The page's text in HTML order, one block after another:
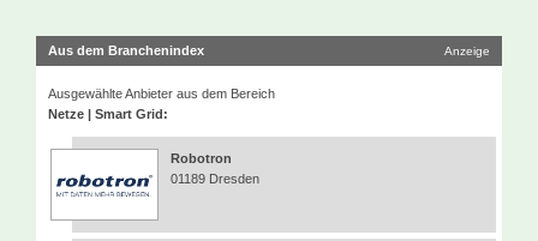
Aus dem Branchenindex Anzeige
Ausgewählte Anbieter aus dem Bereich
Netze | Smart Grid:
Robotron
01189 Dresden